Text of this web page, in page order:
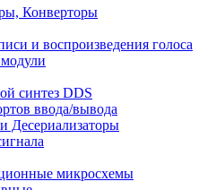
Конверторы
и воспроизведения голоса
синтез DDS
ввода/вывода
Десериализаторы
микросхемы